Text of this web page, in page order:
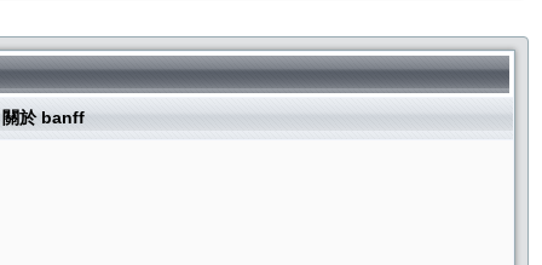
關於 banff